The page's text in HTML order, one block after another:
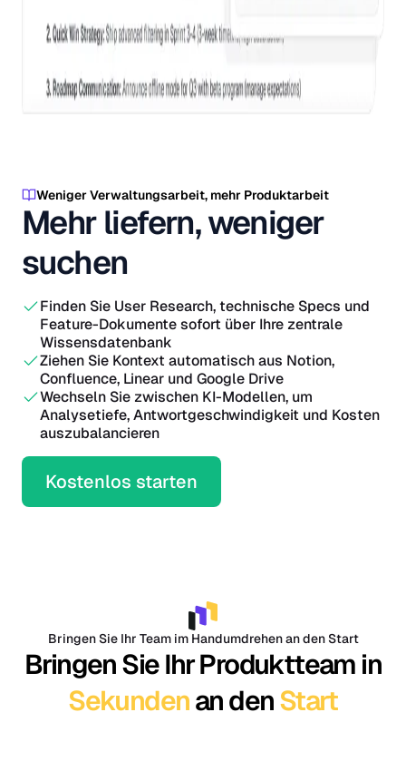
Weniger Verwaltungsarbeit, mehr Produktarbeit
Mehr liefern, weniger
suchen
Finden Sie User Research, technische Specs und
Feature-Dokumente sofort über Ihre zentrale
Wissensdatenbank
Ziehen Sie Kontext automatisch aus Notion,
Confluence, Linear und Google Drive
Wechseln Sie zwischen KI-Modellen, um
Analysetiefe, Antwortgeschwindigkeit und Kosten
auszubalancieren
Kostenlos starten
Bringen Sie Ihr Team im Handumdrehen an den Start
Bringen Sie Ihr Produktteam in
Sekundenan denStart